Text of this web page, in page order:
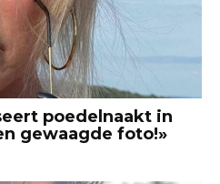
poedelnaakt in
gewaagde foto!»